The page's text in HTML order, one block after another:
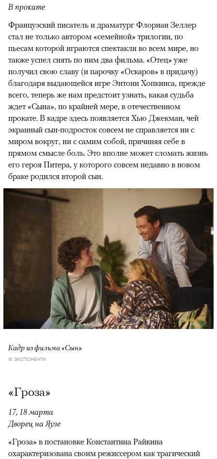
В прокате
Французский писатель и драматург Флориан Зеллер
стал не только автором «семейной» трилогии, по
пьесам которой играются спектакли во всем мире, но
также успел снять по ним два фильма. «Отец» уже
получил свою славу (и парочку «Оскаров» в придачу)
благодаря выдающейся игре Энтони Хопкинса, прежде
всего, теперь же нам предстоит узнать, какая судьба
ждет «Сына», по крайней мере, в отечественном
прокате. В кадре здесь появляется Хью Джекман, чей
экранный сын-подросток совсем не справляется ни с
миром вокруг, ни с самим собой, причиняя себе в
прямом смысле боль. Это вполне может сломать жизнь
его героя Питера, у которого совсем недавно в новом
браке родился второй сын.
Кадр из фильма «Сын»
© ЭКСПОНЕНТА
«Гроза»
17, 18 марта
Дворец на Яузе
«Гроза» в постановке Константина Райкина
охарактеризована своим режиссером как трагический